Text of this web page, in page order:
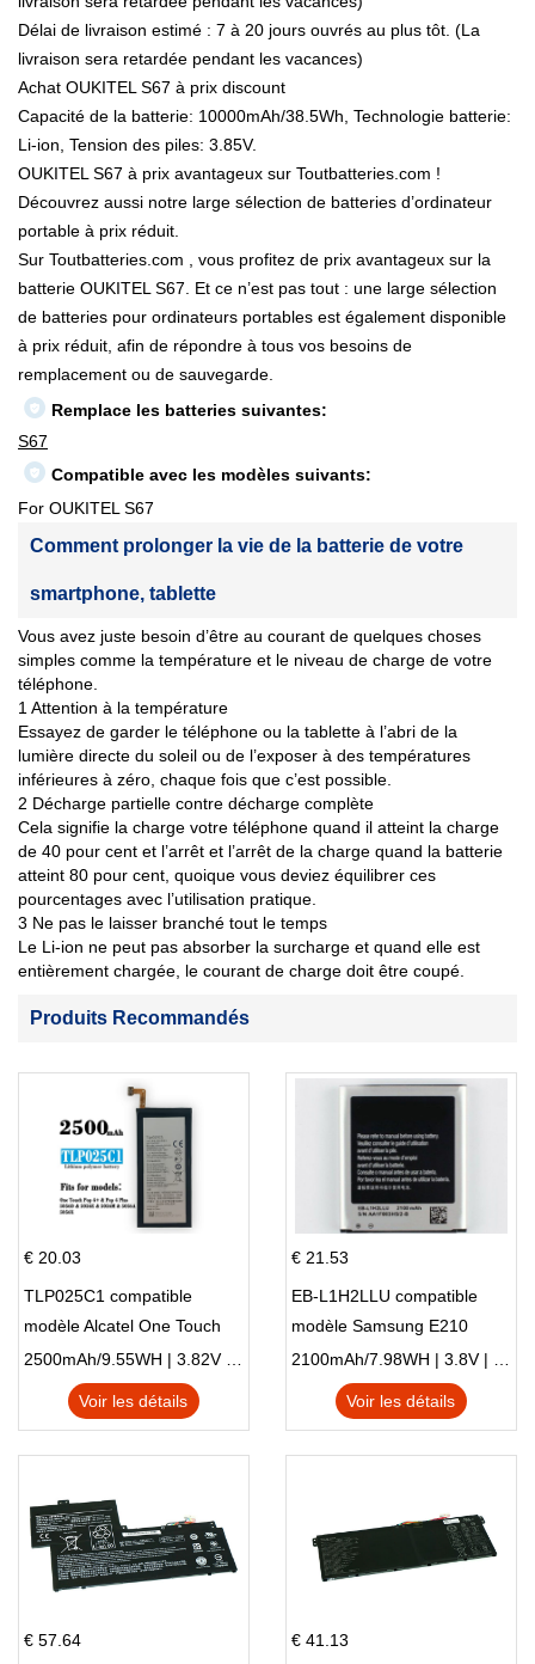
Délai de livraison estimé : 7 à 20 jours ouvrés au plus tôt. (La
livraison sera retardée pendant les vacances)
Achat OUKITEL S67 à prix discount
Capacité de la batterie: 10000mAh/38.5Wh, Technologie batterie:
Li-ion, Tension des piles: 3.85V.
OUKITEL S67 à prix avantageux sur Toutbatteries.com !
Découvrez aussi notre large sélection de batteries d’ordinateur
portable à prix réduit.
Sur Toutbatteries.com , vous profitez de prix avantageux sur la
batterie OUKITEL S67. Et ce n’est pas tout : une large sélection
de batteries pour ordinateurs portables est également disponible
à prix réduit, afin de répondre à tous vos besoins de
remplacement ou de sauvegarde.
Remplace les batteries suivantes:
S67
Compatible avec les modèles suivants:
For OUKITEL S67
Comment prolonger la vie de la batterie de votre
smartphone, tablette
Vous avez juste besoin d’être au courant de quelques choses
simples comme la température et le niveau de charge de votre
téléphone.
1 Attention à la température
Essayez de garder le téléphone ou la tablette à l’abri de la
lumière directe du soleil ou de l’exposer à des températures
inférieures à zéro, chaque fois que c’est possible.
2 Décharge partielle contre décharge complète
Cela signifie la charge votre téléphone quand il atteint la charge
de 40 pour cent et l’arrêt et l’arrêt de la charge quand la batterie
atteint 80 pour cent, quoique vous deviez équilibrer ces
pourcentages avec l’utilisation pratique.
3 Ne pas le laisser branché tout le temps
Le Li-ion ne peut pas absorber la surcharge et quand elle est
entièrement chargée, le courant de charge doit être coupé.
Produits Recommandés
€ 20.03
TLP025C1 compatible
modèle Alcatel One Touch
Pop 4 Plus OT-5056D
2500mAh/9.55WH | 3.82V | Li-ion ...
Voir les détails
€ 21.53
EB-L1H2LLU compatible
modèle Samsung E210
E210K i939
2100mAh/7.98WH | 3.8V | Li-ion ...
Voir les détails
€ 57.64 € 41.13